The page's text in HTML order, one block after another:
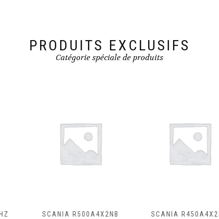
PRODUITS EXCLUSIFS
Catégorie spéciale de produits
SCANIA R500A4X2NB SCANIA R450A4X2NA